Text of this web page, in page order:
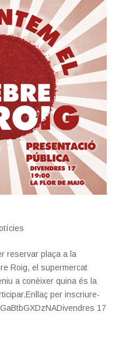
reservar plaça a la
Roig, el supermercat
a conèixer quina és la
per inscriure-
17